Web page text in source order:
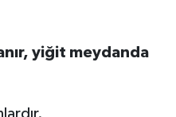
yiğit meydanda